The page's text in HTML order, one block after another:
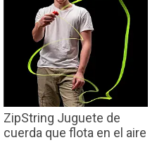
ZipString Juguete de
cuerda que flota en el aire